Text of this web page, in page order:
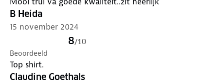
B Heida
15 november 2024
8/10
Beoordeeld
Top shirt.
Claudine Goethals